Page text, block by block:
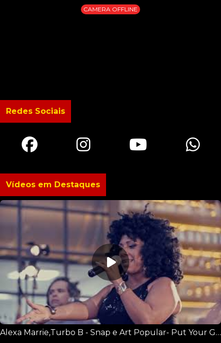
CAMERA OFFLINE
Redes Sociais
Vídeos em Destaques
Alexa Marrie,Turbo B - Snap e Art Popular- Put Your Glass Up